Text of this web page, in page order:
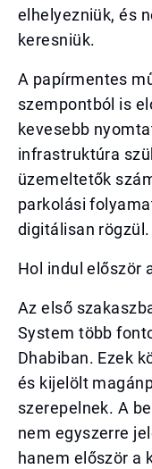
elhelyezniük, és
keresniük.
A papírmentes
szempontból is
kevesebb
infrastruktúra
üzemeltetők
parkolási
digitálisan rögzül.
Hol indul először
Az első
System több
Dhabiban. Ezek
és kijelölt
szerepelnek. A
nem egyszerre
hanem először a